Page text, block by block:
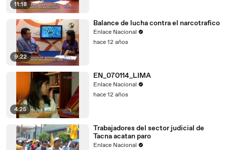
11:18
9:22
Balance de lucha contra el narcotrafico
Enlace Nacional
hace 12 años
4:25
EN_070114_LIMA
Enlace Nacional
hace 12 años
Trabajadores del sector judicial de
Tacna acatan paro
Enlace Nacional